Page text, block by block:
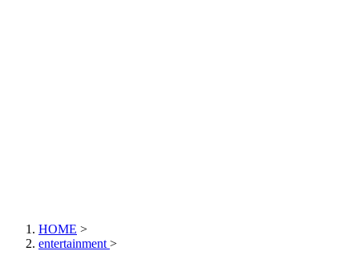
HOME >
entertainment >